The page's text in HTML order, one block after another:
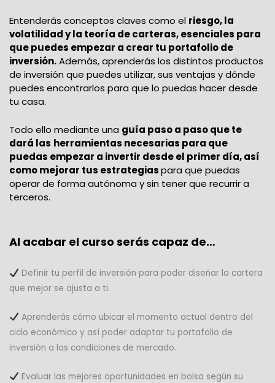
Entenderás conceptos claves como el riesgo, la
volatilidad y la teoría de carteras, esenciales para
que puedes empezar a crear tu portafolio de
inversión.Además, aprenderás los distintos productos
de inversión que puedes utilizar, sus ventajas y dónde
puedes encontrarlos para que lo puedas hacer desde
tu casa.
Todo ello mediante una guía paso a paso que te
dará las herramientas necesarias para que
puedas empezar a invertir desde el primer día, así
como mejorar tus estrategiaspara que puedas
operar de forma autónoma y sin tener que recurrir a
terceros.
Al acabar el curso serás capaz de…
Definir tu perfil de inversión para poder diseñar la cartera
que mejor se ajusta a ti.
Aprenderás cómo ubicar el momento actual dentro del
ciclo económico y así poder adaptar tu portafolio de
inversión a las condiciones de mercado.
Evaluar las mejores oportunidades en bolsa según su